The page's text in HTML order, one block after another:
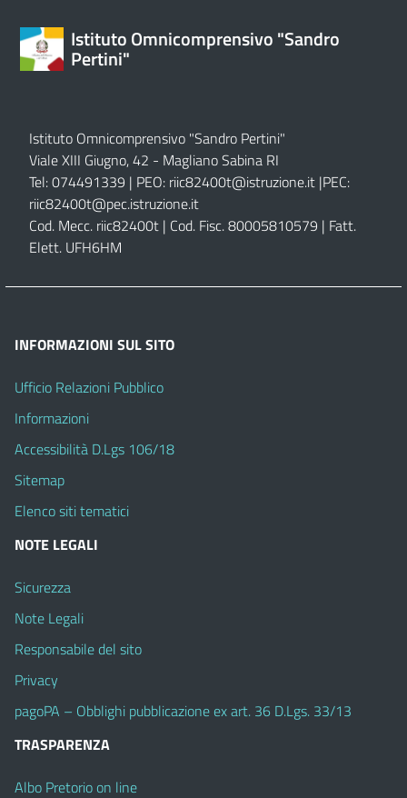
Istituto Omnicomprensivo "Sandro
Pertini"
Istituto Omnicomprensivo "Sandro Pertini"
Viale XIII Giugno, 42 - Magliano Sabina RI
Tel: 074491339 | PEO: riic82400t@istruzione.it |PEC:
riic82400t@pec.istruzione.it
Cod. Mecc. riic82400t | Cod. Fisc. 80005810579 | Fatt.
Elett. UFH6HM
INFORMAZIONI SUL SITO
Ufficio Relazioni Pubblico
Informazioni
Accessibilità D.Lgs 106/18
Sitemap
Elenco siti tematici
NOTE LEGALI
Sicurezza
Note Legali
Responsabile del sito
Privacy
pagoPA – Obblighi pubblicazione ex art. 36 D.Lgs. 33/13
TRASPARENZA
Albo Pretorio on line